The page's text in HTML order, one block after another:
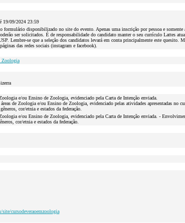
19/09/2024 23:59
formulário disponibilizado no site do evento. Apenas uma inscrição por pessoa e
ser solicitados. É de responsabilidade do candidato manter o seu currículo Lattes
Lembre-se que a seleção dos candidatos levará em conta principalmente este quesito.
das redes sociais (instagram e facebook).
Zoologia
e/ou Ensino de Zoologia, evidenciado pela Carta de Intenção enviada.
de Zoologia e/ou Ensino de Zoologia, evidenciado pelas atividades apresentadas no
cor/etnia e estados da federação.
Zoologia e/ou Ensino de Zoologia, evidenciado pela Carta de Intenção enviada. -
cor/etnia e estados da federação.
cursodeveraoemzoologia